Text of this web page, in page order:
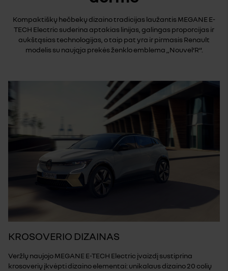
Kompaktiškų hečbekų dizaino tradicijas laužantis MEGANE E-
TECH Electric suderina aptakias linijas, galingas proporcijas ir
aukštąsias technologijas, o taip pat yra ir pirmasis Renault
modelis su naująja prekės ženklo emblema „Nouvel‘R“.
KROSOVERIO DIZAINAS
Veržlų naujojo MEGANE E-TECH Electric įvaizdį sustiprina
krosoverių įkvėpti dizaino elementai: unikalaus dizaino 20 colių